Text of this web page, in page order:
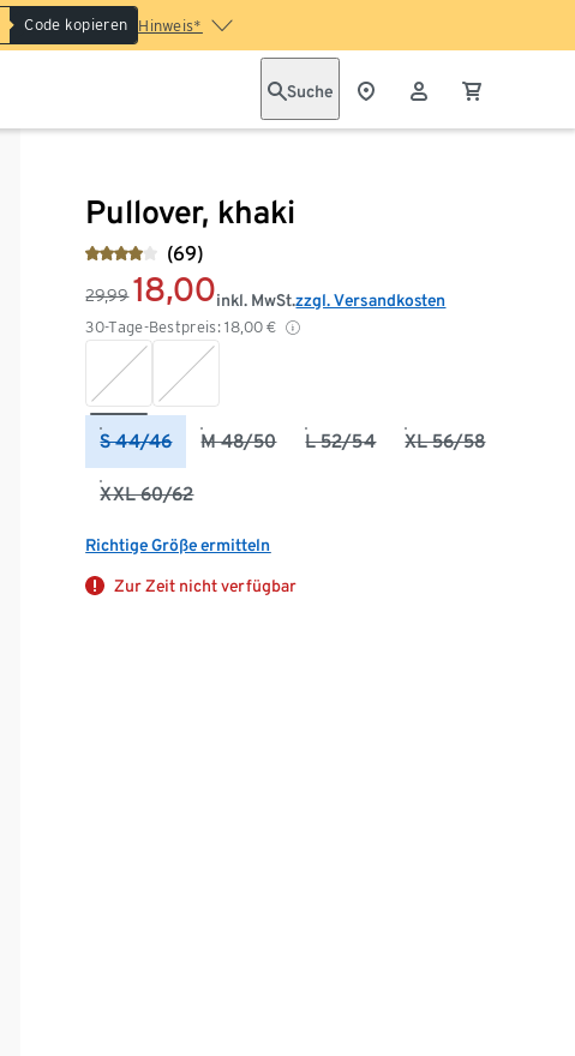
Code kopieren Hinweis*
Suche
Pullover, khaki
(69)
29,99 18,00
30-Tage-Bestpreis: 18,00 €
inkl. MwSt.zzgl. Versandkosten
S 44/46 M 48/50 L 52/54 XL 56/58
XXL 60/62
Richtige Größe ermitteln
Zur Zeit nicht verfügbar